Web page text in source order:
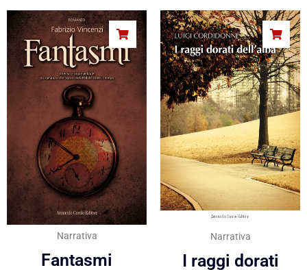
Narrativa
Fantasmi
Narrativa
I raggi dorati